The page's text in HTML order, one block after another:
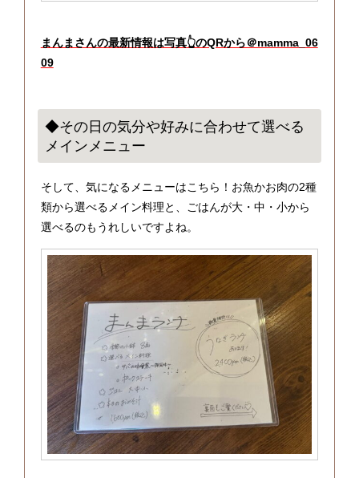
まんまさんの最新情報は写真👆のQRから＠mamma_06
09
◆その日の気分や好みに合わせて選べる
メインメニュー
そして、気になるメニューはこちら！お魚かお肉の2種
類から選べるメイン料理と、ごはんが大・中・小から
選べるのもうれしいですよね。